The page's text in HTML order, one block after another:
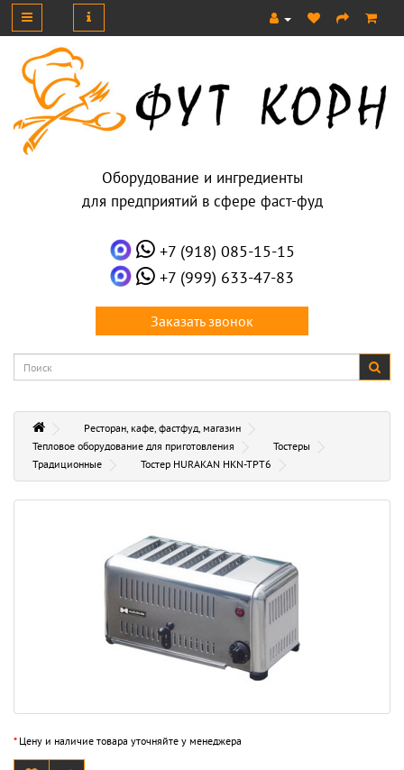
Оборудование и ингредиенты
для предприятий в сфере фаст-фуд
+7 (918) 085-15-15
+7 (999) 633-47-83
Заказать звонок
Ресторан, кафе, фастфуд, магазин
Тепловое оборудование для приготовления
Тостеры
Традиционные
Тостер HURAKAN HKN-TPT6
*Цену и наличие товара уточняйте у менеджера